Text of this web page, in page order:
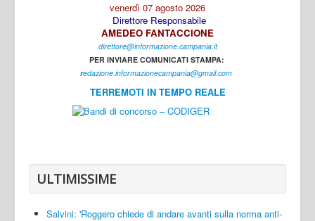
Caserta
Napoli
venerdì 07 agosto 2026
Direttore Responsabile
AMEDEO FANTACCIONE
direttore@informazione.campania.it
PER INVIARE COMUNICATI STAMPA:
redazione.informazionecampania@gmail.com
TERREMOTI IN TEMPO REALE
ULTIMISSIME
Salvini: 'Roggero chiede di andare avanti sulla norma anti-